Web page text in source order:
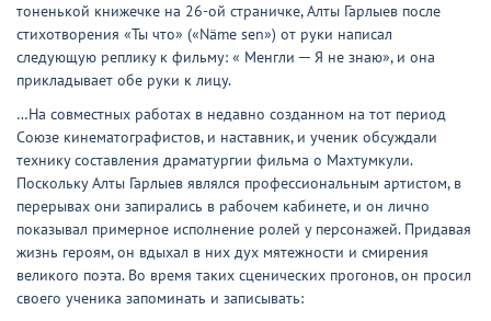
тоненькой книжечке на 26-ой страничке, Алты Гарлыев после
стихотворения «Ты что» («Näme sen») от руки написал
следующую реплику к фильму: « Менгли ─ Я не знаю», и она
прикладывает обе руки к лицу.
…На совместных работах в недавно созданном на тот период
Союзе кинематографистов, и наставник, и ученик обсуждали
технику составления драматургии фильма о Махтумкули.
Поскольку Алты Гарлыев являлся профессиональным артистом, в
перерывах они запирались в рабочем кабинете, и он лично
показывал примерное исполнение ролей у персонажей. Придавая
жизнь героям, он вдыхал в них дух мятежности и смирения
великого поэта. Во время таких сценических прогонов, он просил
своего ученика запоминать и записывать: